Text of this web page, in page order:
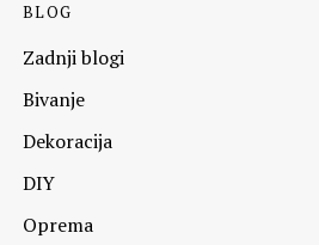
BLOG
Zadnji blogi
Bivanje
Dekoracija
DIY
Oprema